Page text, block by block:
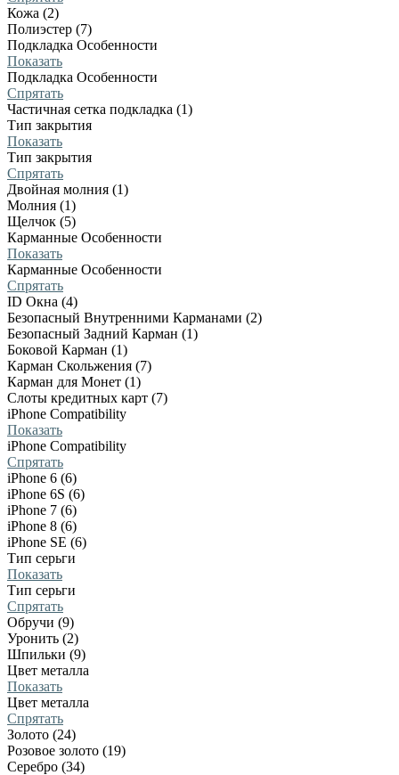
Кожа (2)
Полиэстер (7)
Подкладка Особенности
Показать
Подкладка Особенности
Спрятать
Частичная сетка подкладка (1)
Тип закрытия
Показать
Тип закрытия
Спрятать
Двойная молния (1)
Молния (1)
Щелчок (5)
Карманные Особенности
Показать
Карманные Особенности
Спрятать
ID Окна (4)
Безопасный Внутренними Карманами (2)
Безопасный Задний Карман (1)
Боковой Карман (1)
Карман Скольжения (7)
Карман для Монет (1)
Слоты кредитных карт (7)
iPhone Compatibility
Показать
iPhone Compatibility
Спрятать
iPhone 6 (6)
iPhone 6S (6)
iPhone 7 (6)
iPhone 8 (6)
iPhone SE (6)
Тип серьги
Показать
Тип серьги
Спрятать
Обручи (9)
Уронить (2)
Шпильки (9)
Цвет металла
Показать
Цвет металла
Спрятать
Золото (24)
Розовое золото (19)
Серебро (34)